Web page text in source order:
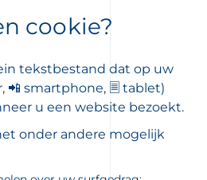
cookie?
tekstbestand dat op uw
📲 smartphone, 🗏 tablet)
u een website bezoekt.
onder andere mogelijk